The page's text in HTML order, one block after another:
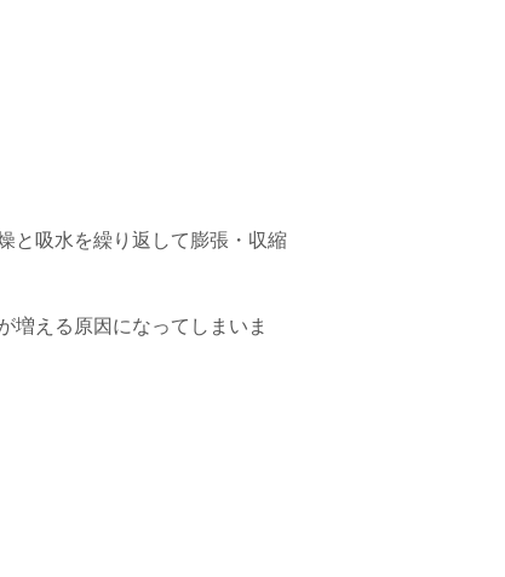
と吸水を繰り返して膨張・収縮
増える原因になってしまいま